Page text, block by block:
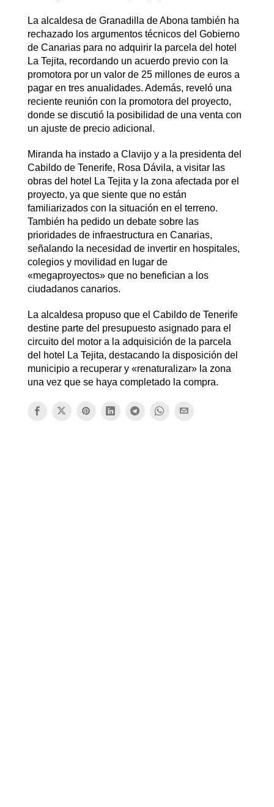
La alcaldesa de Granadilla de Abona también ha
rechazado los argumentos técnicos del Gobierno
de Canarias para no adquirir la parcela del hotel
La Tejita, recordando un acuerdo previo con la
promotora por un valor de 25 millones de euros a
pagar en tres anualidades. Además, reveló una
reciente reunión con la promotora del proyecto,
donde se discutió la posibilidad de una venta con
un ajuste de precio adicional.
Miranda ha instado a Clavijo y a la presidenta del
Cabildo de Tenerife, Rosa Dávila, a visitar las
obras del hotel La Tejita y la zona afectada por el
proyecto, ya que siente que no están
familiarizados con la situación en el terreno.
También ha pedido un debate sobre las
prioridades de infraestructura en Canarias,
señalando la necesidad de invertir en hospitales,
colegios y movilidad en lugar de
«megaproyectos» que no benefician a los
ciudadanos canarios.
La alcaldesa propuso que el Cabildo de Tenerife
destine parte del presupuesto asignado para el
circuito del motor a la adquisición de la parcela
del hotel La Tejita, destacando la disposición del
municipio a recuperar y «renaturalizar» la zona
una vez que se haya completado la compra.